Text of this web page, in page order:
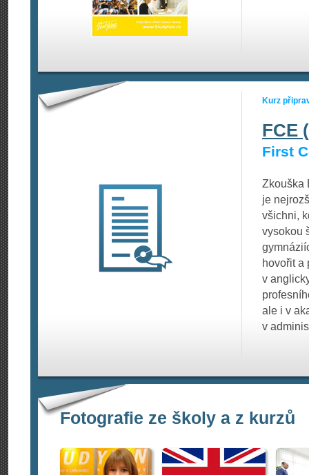
Kurz
FCE
First
Zkouška
je
všichni,
vysokou
hovořit a
v
ale i v
v
Fotografie ze školy a z kurzů